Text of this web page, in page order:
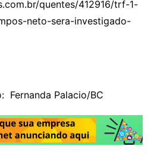
quentes/412916/trf-1-
neto-sera-investigado-
Fernanda Palacio/BC